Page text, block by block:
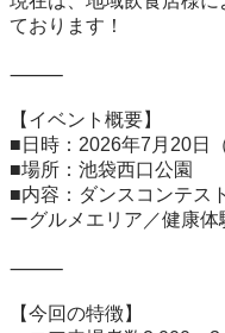
ております！
⸻
【イベント概要】
■日時：2026年7月20日
■場所：池袋西口公園
■内容：ダンスコンテス
ーグルメエリア／健康
⸻
【今回の特徴】